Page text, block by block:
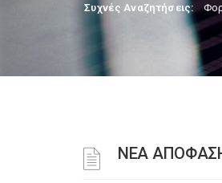
Συχνές Αναζητήσεις:
ΝΕΑ